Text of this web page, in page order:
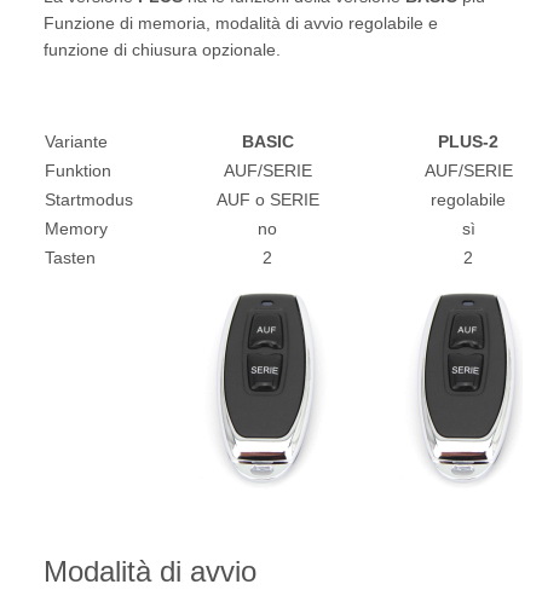
Funzione di memoria, modalità di avvio regolabile e
funzione di chiusura opzionale.
Variante BASIC
PLUS-2
Funktion
AUF/SERIE
AUF/SERIE
Startmodus
AUF o SERIE
regolabile
Memory
no
sì
Tasten
2 2
Modalità di avvio